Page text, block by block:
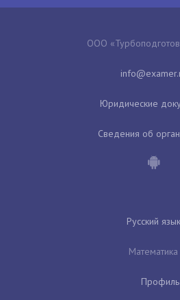
ООО
Юридические
Сведения об
Русский язык
Математика
Профиль